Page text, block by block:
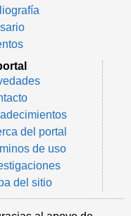
del portal
de uso
del sitio